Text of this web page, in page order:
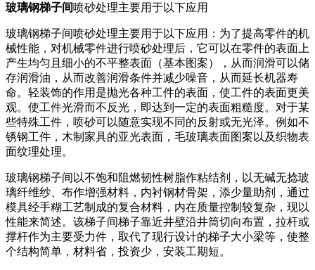
玻璃钢梯子间喷砂处理主要用于以下应用
玻璃钢梯子间喷砂处理主要用于以下应用：为了提高零件的机
械性能，对机械零件进行喷砂处理后，它可以在零件的表面上
产生均匀且细小的不平整表面（基本图案），从而润滑可以储
存润滑油，从而改善润滑条件并减少噪音，从而延长机器寿
命。轻装饰的作用是抛光各种工件的表面，使工件的表面更美
观。使工件光滑而不反光，即达到一定的表面粗糙度。对于某
些特殊工件，喷砂可以随意实现不同的反射或无光泽。例如不
锈钢工件，木制家具的亚光表面，毛玻璃表面图案以及织物表
面纹理处理。
玻璃钢梯子间以不饱和阻燃韧性树脂作粘结剂，以无碱无捻玻
璃纤维纱、布作增强材料，内衬钢材骨架，添少量助剂，通过
模具经手糊工艺制成的复合材料，内在质量控制较复杂，现以
性能来简述。该梯子间梯子靠近井壁沿井筒切向布置，拉杆或
撑杆作为主要受力件，取代了现行设计的梯子大小梁等，使整
个结构简单，材料省，投资少，安装工期短。